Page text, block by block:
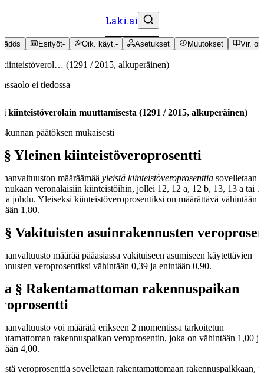
Laki.ai
Esityöt- Oik. käyt.- Asetukset Muutokset Vir.
(1291 / 2015, alkuperäinen)
ei tiedossa
kiinteistöverolain muuttamisesta (1291 /2015, alkuperäinen)
päätöksen mukaisesti
§ Yleinen kiinteistöveroprosentti
määräämää yleistä kiinteistöveroprosenttia sovelletaan
mukaan veronalaisiin kiinteistöihin, jollei 12, 12 a, 12 b, 13, 13 a tai
johdu. Yleiseksi kiinteistöveroprosentiksi on määrättävä vähintään
1,80.
§ Vakituisten asuinrakennusten
määrää pääasiassa vakituiseen asumiseen käytettävien
veroprosentiksi vähintään 0,39 ja enintään 0,90.
a § Rakentamattoman rakennuspaikan
voi määrätä erikseen 2 momentissa tarkoitetun
rakennuspaikan veroprosentin, joka on vähintään 1,00 ja
4,00.
veroprosenttia sovelletaan rakentamattomaan rakennuspaikkaan,